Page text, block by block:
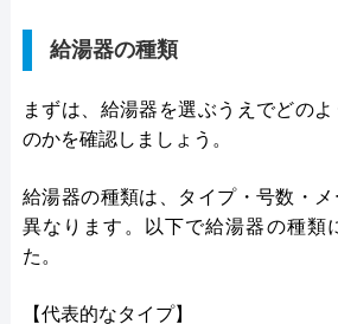
給湯器の種類
まずは、給湯器を選ぶうえでどの
のかを確認しましょう。
給湯器の種類は、タイプ・号数・
異なります。以下で給湯器の種類
た。
【代表的なタイプ】